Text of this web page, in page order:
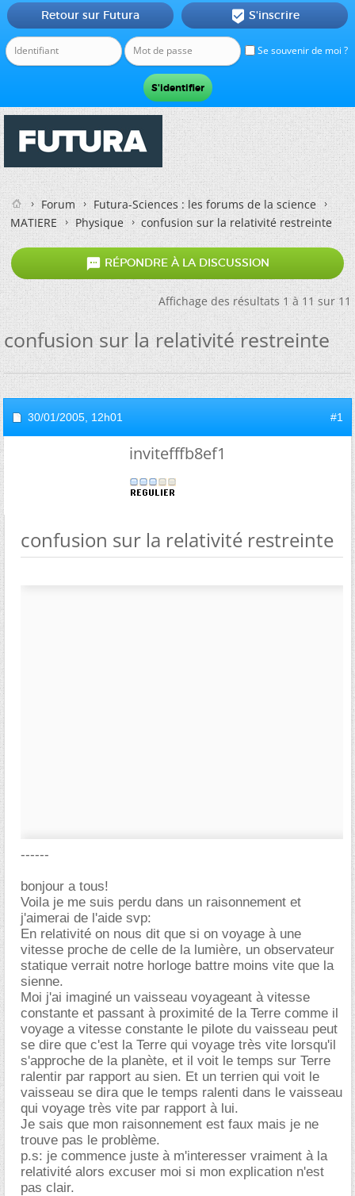
Se souvenir de moi ?
Retour sur Futura  S'inscrire
Forum
Futura-Sciences : les forums de la science
MATIERE
Physique confusion sur la relativité restreinte
 RÉPONDRE À LA DISCUSSION
Affichage des résultats 1 à 11 sur 11
confusion sur la relativité restreinte
30/01/2005, 12h01 #1
invitefffb8ef1
confusion sur la relativité restreinte
------
bonjour a tous!
Voila je me suis perdu dans un raisonnement et
j'aimerai de l'aide svp:
En relativité on nous dit que si on voyage à une
vitesse proche de celle de la lumière, un observateur
statique verrait notre horloge battre moins vite que la
sienne.
Moi j'ai imaginé un vaisseau voyageant à vitesse
constante et passant à proximité de la Terre comme il
voyage a vitesse constante le pilote du vaisseau peut
se dire que c'est la Terre qui voyage très vite lorsqu'il
s'approche de la planète, et il voit le temps sur Terre
ralentir par rapport au sien. Et un terrien qui voit le
vaisseau se dira que le temps ralenti dans le vaisseau
qui voyage très vite par rapport à lui.
Je sais que mon raisonnement est faux mais je ne
trouve pas le problème.
p.s: je commence juste à m'interesser vraiment à la
relativité alors excuser moi si mon explication n'est
pas clair.